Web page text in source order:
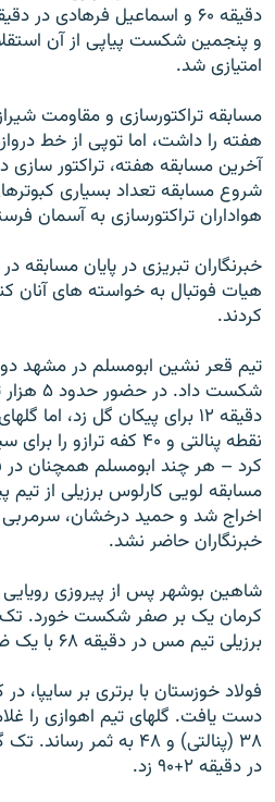
امتيازی شد.
مسابقه تراکتورسازی و مقاومت
هفته را داشت، اما توپی از خط
آخرين مسابقه هفته، تراکتور
شروع مسابقه تعداد بسياری
هواداران تراکتورسازی به آسمان
خبرنگاران تبريزی در پايان مسابقه
هيات فوتبال به خواسته های آنان
کردند.
تيم قعر نشين ابومسلم در مشهد دو
شکست
نقطه پنالتی و ۴۰ کفه
کرد – هر چند ابومسلم همچنان در
مسابقه لويی کارلوس برزيلی از تيم
اخراج شد و حميد درخشان، سرمربی
خبرنگاران حاضر نشد.
شاهين بوشهر پس از پيروزی
کرمان يک بر صفر شکست خورد. تک
برزيلی تيم مس در دقيقه ۶۸ با يک ضربه آزاد به ثمر رساند.
فولاد خوزستان با برتری بر سايپا،
دست يافت. گلهای تيم اهوازی را
۳۸ (پنالتی) و ۴۸ به ثمر
در دقيقه ۲+۹۰ زد.